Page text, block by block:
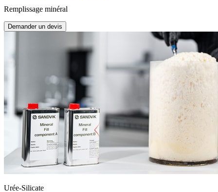
Remplissage minéral
Demander un devis
Urée-Silicate